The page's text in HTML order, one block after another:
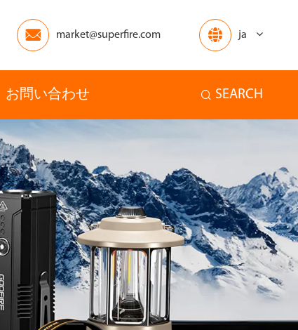
 market@superfire.com  ja
ホーム その他
お問い合わせ
アフリカ オセアニア
 SEARCH